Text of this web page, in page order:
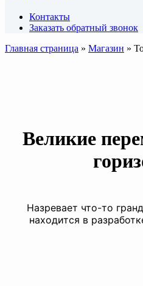
Контакты
Заказать обратный звонок
Главная страница » Магазин »
Великие
Назревает что-то
находится в